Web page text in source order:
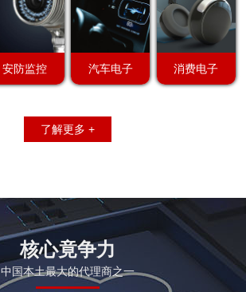
安防监控 汽车电子 消费电子
了解更多 +
核心竟争力
中国本土最大的代理商之一